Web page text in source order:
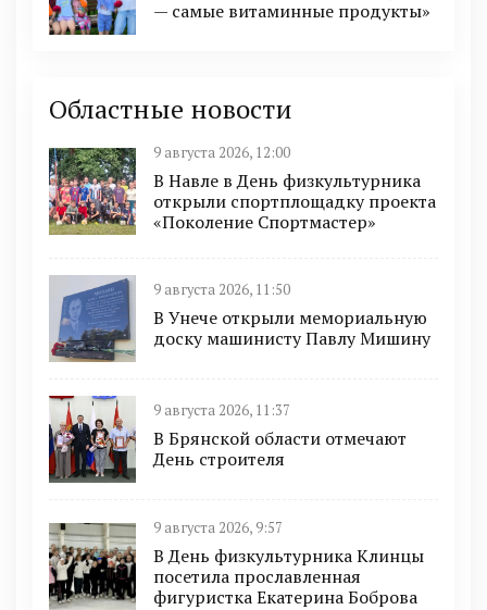
— самые витаминные продукты»
Областные новости
9 августа 2026, 12:00
В Навле в День физкультурника
открыли спортплощадку проекта
«Поколение Спортмастер»
9 августа 2026, 11:50
В Унече открыли мемориальную
доску машинисту Павлу Мишину
9 августа 2026, 11:37
В Брянской области отмечают
День строителя
9 августа 2026, 9:57
В День физкультурника Клинцы
посетила прославленная
фигуристка Екатерина Боброва